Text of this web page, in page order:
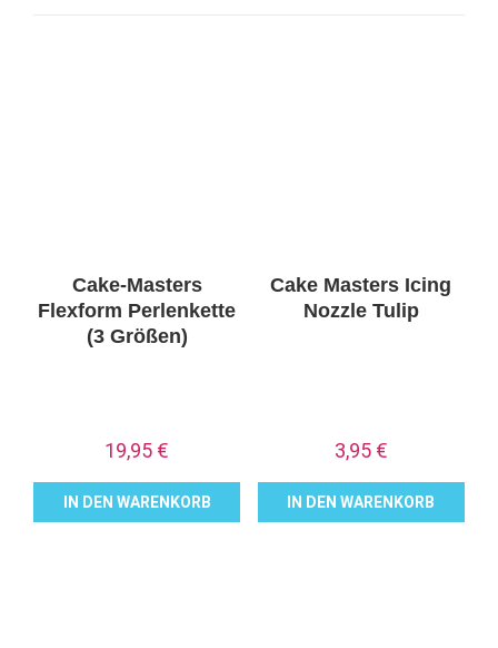
Cake-Masters
Flexform Perlenkette
(3 Größen)
19,95 €
IN DEN WARENKORB
Cake Masters Icing
Nozzle Tulip
3,95 €
IN DEN WARENKORB